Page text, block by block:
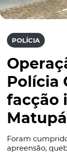
POLÍCIA
Polícia
facção
Matupá
Foram
apreensão,